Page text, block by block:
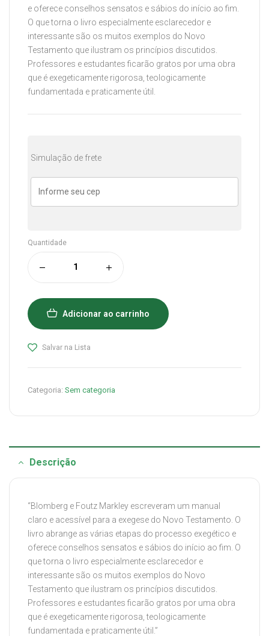
e oferece conselhos sensatos e sábios do início ao fim.
O que torna o livro especialmente esclarecedor e
interessante são os muitos exemplos do Novo
Testamento que ilustram os princípios discutidos.
Professores e estudantes ficarão gratos por uma obra
que é exegeticamente rigorosa, teologicamente
fundamentada e praticamente útil.
Simulação de frete
Quantidade
Adicionar ao carrinho
Salvar na Lista
Categoria: Sem categoria
Descrição
“Blomberg e Foutz Markley escreveram um manual
claro e acessível para a exegese do Novo Testamento. O
livro abrange as várias etapas do processo exegético e
oferece conselhos sensatos e sábios do início ao fim. O
que torna o livro especialmente esclarecedor e
interessante são os muitos exemplos do Novo
Testamento que ilustram os princípios discutidos.
Professores e estudantes ficarão gratos por uma obra
que é exegeticamente rigorosa, teologicamente
fundamentada e praticamente útil.”